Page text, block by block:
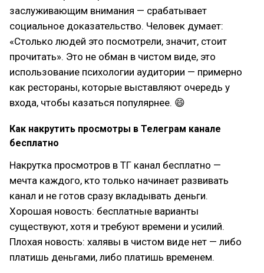
заслуживающим внимания — срабатывает
социальное доказательство. Человек думает:
«Столько людей это посмотрели, значит, стоит
прочитать». Это не обман в чистом виде, это
использование психологии аудитории — примерно
как рестораны, которые выставляют очередь у
входа, чтобы казаться популярнее. 😄
Как накрутить просмотры в Телеграм канале
бесплатно
Накрутка просмотров в ТГ канал бесплатно —
мечта каждого, кто только начинает развивать
канал и не готов сразу вкладывать деньги.
Хорошая новость: бесплатные варианты
существуют, хотя и требуют времени и усилий.
Плохая новость: халявы в чистом виде нет — либо
платишь деньгами, либо платишь временем.